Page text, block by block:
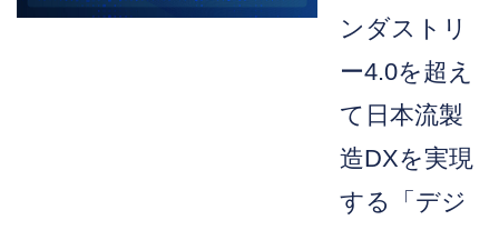
ンダストリ
ー4.0を超え
て日本流製
造DXを実現
する「デジ